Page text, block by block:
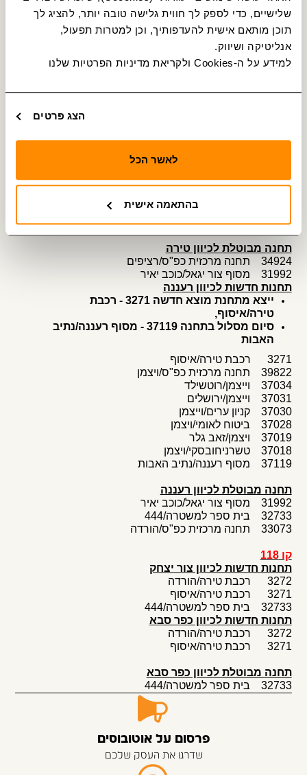
אנליטיקה ושיווק.
למידע על ה-Cookies ולקריאת מדיניות הפרטיות שלנו
הצג פרטים
לאשר הכל
בהתאמה אישית
קו 21
הקו ייצא מתחנת מוצא חדשה 37015 - מסוף
רעננה/היהלום
סיום מסלול בתחנה 3272 - רכבת טירה/הורדה
37015 מסוף רעננה/היהלום
37027 וייצמן/גורדון
37033 וייצמן/רוטשילד
3272 רכבת טירה/הורדה
תחנה מבוטלת לכיוון טירה
34924 תחנה מרכזית כפ"ס/רציפים
31992 מסוף צור יגאל/כוכב יאיר
תחנות חדשות לכיוון רעננה
ייצא מתחנת מוצא חדשה 3271 - רכבת
טירה/איסוף,
סיום מסלול בתחנה
37119 - מסוף רעננה/נתיב
האבות
3271 רכבת טירה/איסוף
39822 תחנה מרכזית כפ"ס/ויצמן
37034 וייצמן/רוטשילד
37031 וייצמן/ירושלים
37030 קניון ערים/וייצמן
37028 ביטוח לאומי/ויצמן
37019 ויצמן/זאב גלר
37018 טשרניחובסקי/ויצמן
37119 מסוף רעננה/נתיב האבות
תחנה מבוטלת לכיוון רעננה
31992 מסוף צור יגאל/כוכב יאיר
32733 בית ספר למשטרה/444
33073 תחנה מרכזית כפ"ס/הורדה
קו 118
תחנות חדשות לכיוון צור יצחק
3272 רכבת טירה/הורדה
3271 רכבת טירה/איסוף
32733 בית ספר למשטרה/444
תחנות חדשות לכיוון כפר סבא
3272 רכבת טירה/הורדה
3271 רכבת טירה/איסוף
תחנה מבוטלת לכיוון כפר סבא
32733 בית ספר למשטרה/444
פרסום על אוטובוסים
שדרגו את העסק שלכם